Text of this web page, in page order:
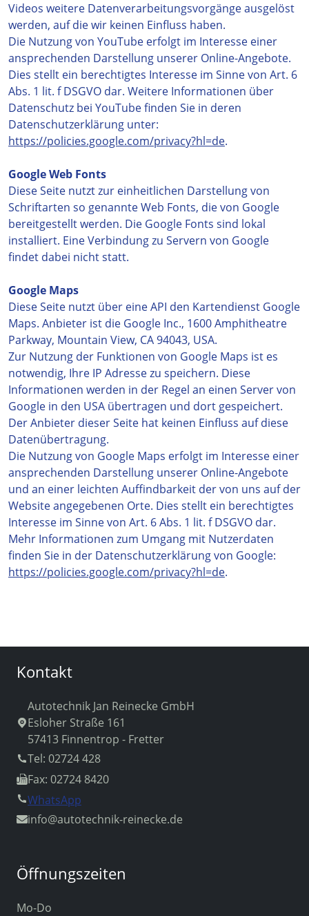
Videos weitere Datenverarbeitungsvorgänge ausgelöst
werden, auf die wir keinen Einfluss haben.
Die Nutzung von YouTube erfolgt im Interesse einer
ansprechenden Darstellung unserer Online-Angebote.
Dies stellt ein berechtigtes Interesse im Sinne von Art. 6
Abs. 1 lit. f DSGVO dar. Weitere Informationen über
Datenschutz bei YouTube finden Sie in deren
Datenschutzerklärung unter:
https://policies.google.com/privacy?hl=de.
Google Web Fonts
Diese Seite nutzt zur einheitlichen Darstellung von
Schriftarten so genannte Web Fonts, die von Google
bereitgestellt werden. Die Google Fonts sind lokal
installiert. Eine Verbindung zu Servern von Google
findet dabei nicht statt.
Google Maps
Diese Seite nutzt über eine API den Kartendienst Google
Maps. Anbieter ist die Google Inc., 1600 Amphitheatre
Parkway, Mountain View, CA 94043, USA.
Zur Nutzung der Funktionen von Google Maps ist es
notwendig, Ihre IP Adresse zu speichern. Diese
Informationen werden in der Regel an einen Server von
Google in den USA übertragen und dort gespeichert.
Der Anbieter dieser Seite hat keinen Einfluss auf diese
Datenübertragung.
Die Nutzung von Google Maps erfolgt im Interesse einer
ansprechenden Darstellung unserer Online-Angebote
und an einer leichten Auffindbarkeit der von uns auf der
Website angegebenen Orte. Dies stellt ein berechtigtes
Interesse im Sinne von Art. 6 Abs. 1 lit. f DSGVO dar.
Mehr Informationen zum Umgang mit Nutzerdaten
finden Sie in der Datenschutzerklärung von Google:
https://policies.google.com/privacy?hl=de.
Kontakt
Autotechnik Jan Reinecke GmbH
Esloher Straße 161
57413 Finnentrop - Fretter
Tel: 02724 428
Fax: 02724 8420
WhatsApp
info@autotechnik-reinecke.de
Öffnungszeiten
Mo-Do